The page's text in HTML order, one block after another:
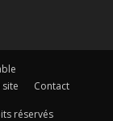
site Contact
réservés